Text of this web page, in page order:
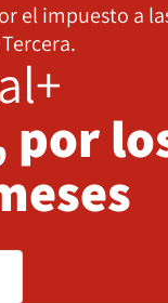
el impuesto a
por